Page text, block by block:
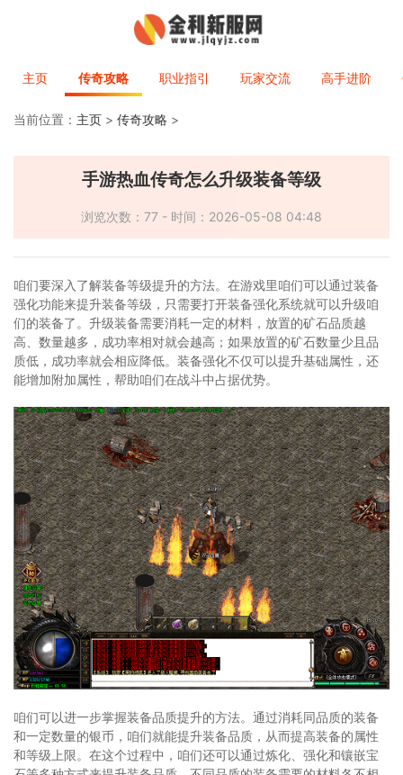
主页 传奇攻略 职业指引 玩家交流 高手进阶
当前位置： 主页 > 传奇攻略 >
手游热血传奇怎么升级装备等级
浏览次数：77 - 时间：2026-05-08 04:48
咱们要深入了解装备等级提升的方法。在游戏里咱们可以通过装备
强化功能来提升装备等级，只需要打开装备强化系统就可以升级咱
们的装备了。升级装备需要消耗一定的材料，放置的矿石品质越
高、数量越多，成功率相对就会越高；如果放置的矿石数量少且品
质低，成功率就会相应降低。装备强化不仅可以提升基础属性，还
能增加附加属性，帮助咱们在战斗中占据优势。
咱们可以进一步掌握装备品质提升的方法。通过消耗同品质的装备
和一定数量的银币，咱们就能提升装备品质，从而提高装备的属性
和等级上限。在这个过程中，咱们还可以通过炼化、强化和镶嵌宝